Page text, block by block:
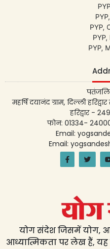
PYP,
PYP,
पतंजलि
महर्षि दयानंद ग्राम, दिल्ली
हरिद्वार -
फोन: 01334-
Email:
Email:
योग संदेश जिसमें योग,
आध्यात्मिकता पर लेख हैं, यह